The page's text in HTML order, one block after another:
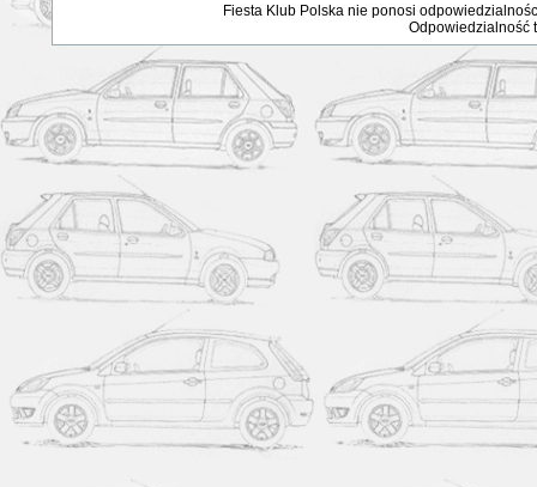
Fiesta Klub Polska nie ponosi
Odpowiedzialność